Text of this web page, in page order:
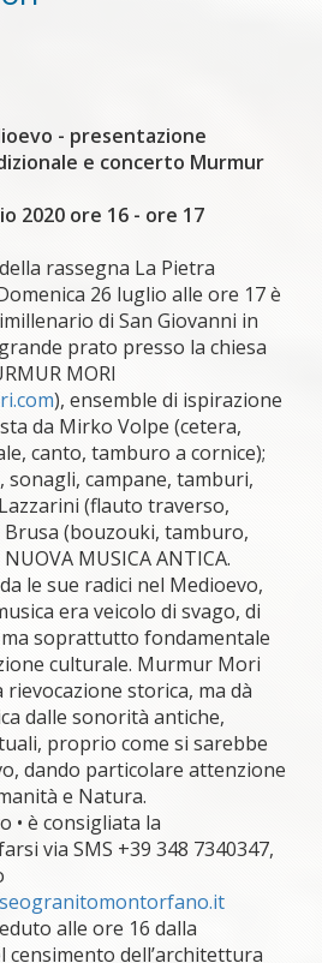
- presentazione
e concerto Murmur
2020 ore 16 - ore 17
rassegna La Pietra
26 luglio alle ore 17 è
di San Giovanni in
prato presso la chiesa
MORI
), ensemble di ispirazione
da Mirko Volpe (cetera,
canto, tamburo a cornice);
sonagli, campane, tamburi,
(flauto traverso,
(bouzouki, tamburo,
MUSICA ANTICA.
le sue radici nel Medioevo,
era veicolo di svago, di
soprattutto fondamentale
culturale. Murmur Mori
storica, ma dà
dalle sonorità antiche,
proprio come si sarebbe
dando particolare attenzione
e Natura.
• è consigliata la
via SMS +39 348 7340347,
alle ore 16 dalla
censimento dell’architettura